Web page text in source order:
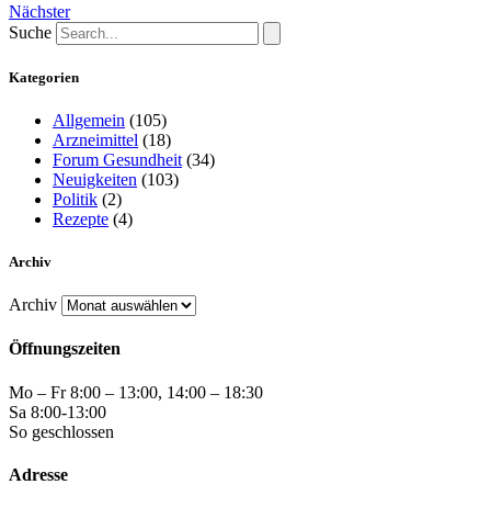
Nächster
Suche
Kategorien
Allgemein (105)
Arzneimittel (18)
Forum Gesundheit (34)
Neuigkeiten (103)
Politik (2)
Rezepte (4)
Archiv
Archiv
Öffnungszeiten
Mo – Fr 8:00 – 13:00, 14:00 – 18:30
Sa 8:00-13:00
So geschlossen
Adresse